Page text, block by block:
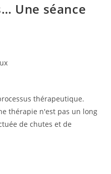
Une séance
thérapeutique.
thérapie n'est pas un long
de chutes et de